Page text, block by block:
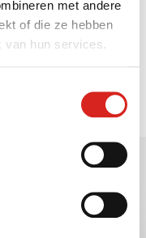
met andere
of die ze hebben
van hun services.